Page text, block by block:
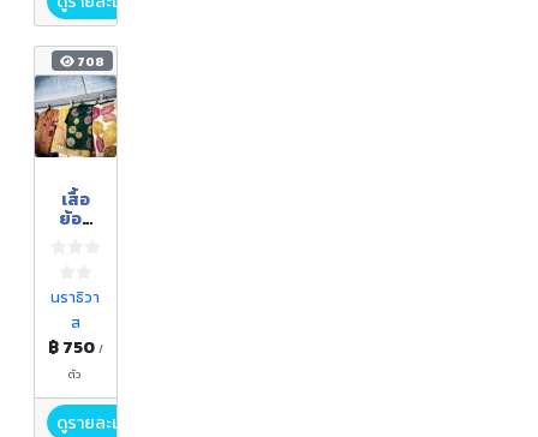
708
เสื้อ
ย้อม
นราธิวา
ส
฿ 750 /
ตัว
ดูรายละเอียด